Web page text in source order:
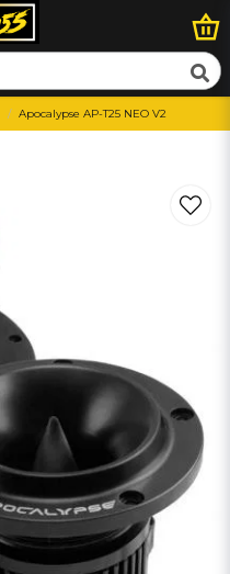
Apocalypse AP-T25 NEO V2